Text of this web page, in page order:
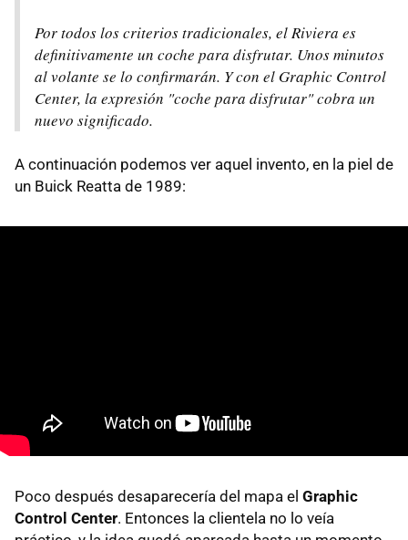
Por todos los criterios tradicionales, el Riviera es
definitivamente un coche para disfrutar. Unos minutos
al volante se lo confirmarán. Y con el Graphic Control
Center, la expresión "coche para disfrutar" cobra un
nuevo significado.
A continuación podemos ver aquel invento, en la piel de
un Buick Reatta de 1989:
Poco después desaparecería del mapa el Graphic
Control Center. Entonces la clientela no lo veía